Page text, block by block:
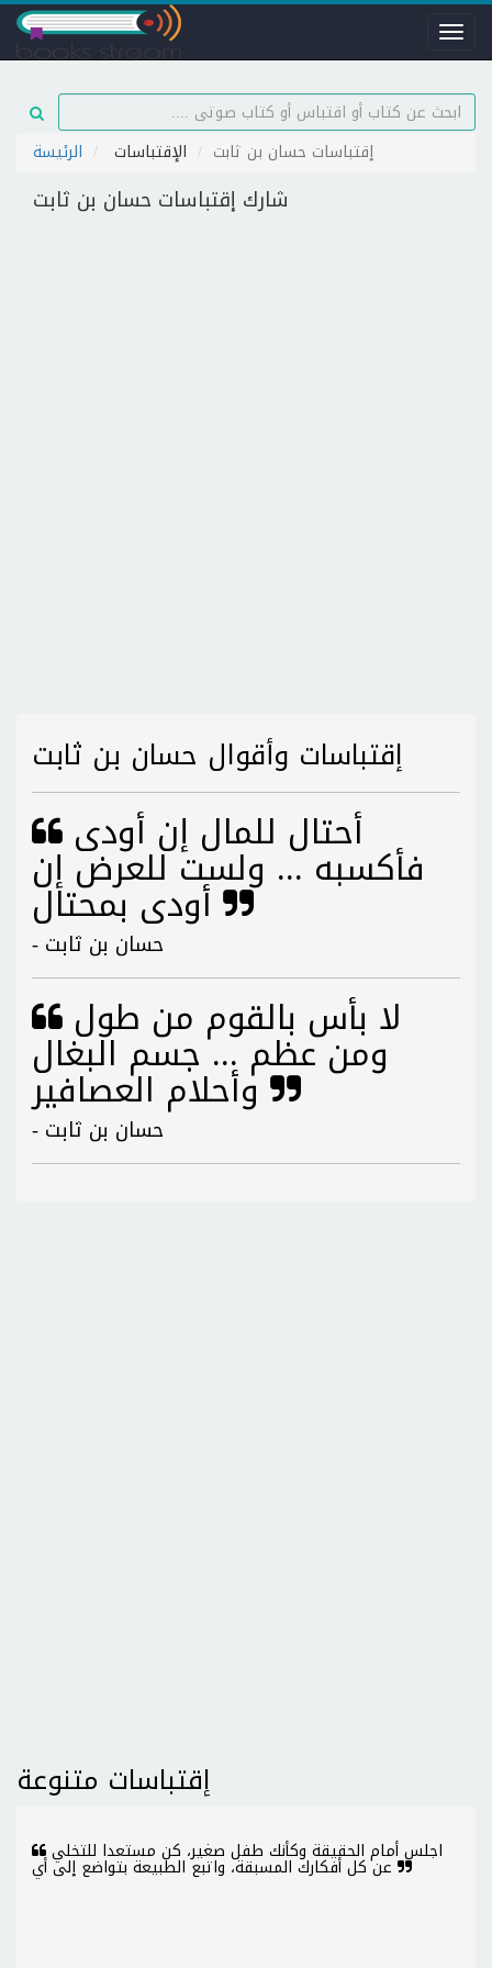
Toggle
الرئيسة الإقتباسات إقتباسات حسان بن ثابت
شارك إقتباسات حسان بن ثابت
إقتباسات وأقوال حسان بن ثابت
فأكسبه ... ولست للعرض إن
- حسان بن ثابت
ومن عظم ... جسم البغال
- حسان بن ثابت
إقتباسات متنوعة
اجلس أمام الحقيقة وكأنك طفل صغير، كن مستعدا للتخلي